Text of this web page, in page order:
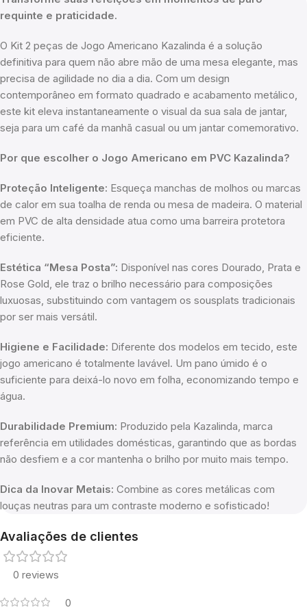
requinte e praticidade.
O Kit 2 peças de Jogo Americano Kazalinda é a solução
definitiva para quem não abre mão de uma mesa elegante, mas
precisa de agilidade no dia a dia. Com um design
contemporâneo em formato quadrado e acabamento metálico,
este kit eleva instantaneamente o visual da sua sala de jantar,
seja para um café da manhã casual ou um jantar comemorativo.
Por que escolher o Jogo Americano em PVC Kazalinda?
Proteção Inteligente: Esqueça manchas de molhos ou marcas
de calor em sua toalha de renda ou mesa de madeira. O material
em PVC de alta densidade atua como uma barreira protetora
eficiente.
Estética “Mesa Posta”: Disponível nas cores Dourado, Prata e
Rose Gold, ele traz o brilho necessário para composições
luxuosas, substituindo com vantagem os sousplats tradicionais
por ser mais versátil.
Higiene e Facilidade: Diferente dos modelos em tecido, este
jogo americano é totalmente lavável. Um pano úmido é o
suficiente para deixá-lo novo em folha, economizando tempo e
água.
Durabilidade Premium: Produzido pela Kazalinda, marca
referência em utilidades domésticas, garantindo que as bordas
não desfiem e a cor mantenha o brilho por muito mais tempo.
Dica da Inovar Metais: Combine as cores metálicas com
louças neutras para um contraste moderno e sofisticado!
Avaliações de clientes
0 reviews
0